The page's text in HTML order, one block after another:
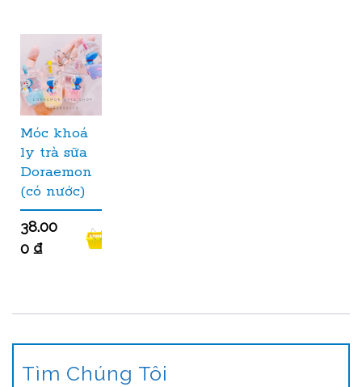
Móc khoá
ly trà sữa
Doraemon
(có nước)
38.00
0 ₫
Tìm Chúng Tôi